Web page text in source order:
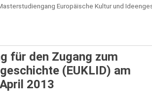
Europäische Kultur und
für den Zugang zum
(EUKLID) am
2013